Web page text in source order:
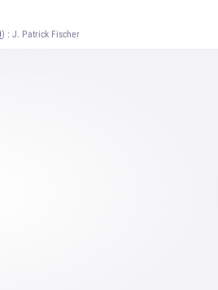
) : J. Patrick Fischer